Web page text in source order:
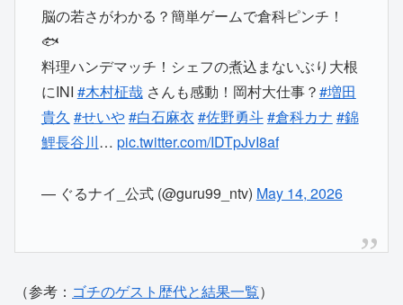
脳の若さがわかる？簡単ゲームで倉科ピンチ！
🐟
料理ハンデマッチ！シェフの煮込まないぶり大根
にINI #木村柾哉さんも感動！岡村大仕事？#増田
貴久 #せいや#白石麻衣 #佐野勇斗#倉科カナ #錦
鯉長谷川… pic.twitter.com/IDTpJvI8af
— ぐるナイ_公式 (@guru99_ntv) May 14, 2026
（参考： ゴチのゲスト歴代と結果一覧）